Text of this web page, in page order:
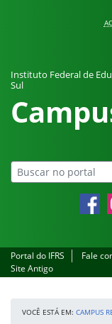
Instituto Federal de
Sul
Facebook
Portal do IFRS Fale
Site Antigo
VOCÊ ESTÁ EM: CAMPUS